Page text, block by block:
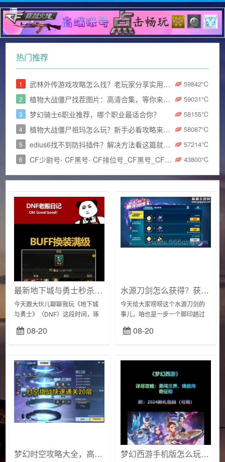
热门推荐
59842℃
1 武林外传游戏攻略怎么找？老玩家分享实用技巧！
59031℃
2 植物大战僵尸找茬图片：高清合集，等你来挑战眼力极限！
58155℃
3 梦幻骑士6职业推荐，哪个职业最适合你？
58087℃
4 植物大战僵尸祖玛怎么玩？新手必看攻略来了！
57214℃
5 edius6找不到防抖插件？解决方法看这篇就够了！
43800℃
6 CF少尉号- CF黑号- CF排位号_CF黑号_CF小号发卡网_和平精英小号
最新地下城与勇士秒杀挂推荐，这几款让你轻松刷图！
今天跟大伙儿聊聊我玩《地下城
与勇士》（DNF）这段时间，琢
挂，有点夸张，哈哈，但确实能
让你刷图快不少。我就是个普通
08-20
水源刀剑怎么获得？获取方法和途径分享！
今天给大家唠唠这个水源刀剑的
事儿，咱也是一步一个脚印趟过
可有意思。起初，我是在瓦当镇
那旮沓，看见水井边上站着几个
08-20
梦幻时空攻略大全，高玩技巧让你轻松通关！ 梦幻西游手机版怎么玩？新手快速入门攻略！